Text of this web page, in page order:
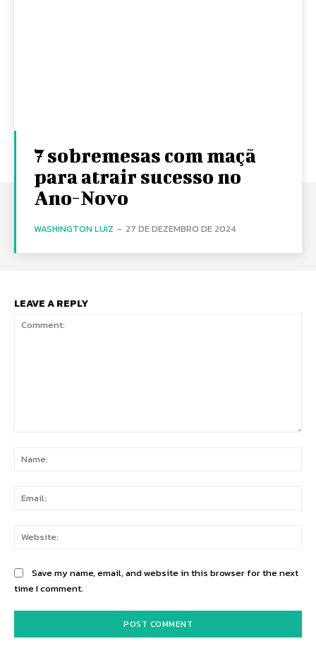
7 sobremesas com maçã
para atrair sucesso no
Ano-Novo
WASHINGTON LUIZ - 27 DE DEZEMBRO DE 2024
LEAVE A REPLY
Save my name, email, and website in this browser for the next
time I comment.